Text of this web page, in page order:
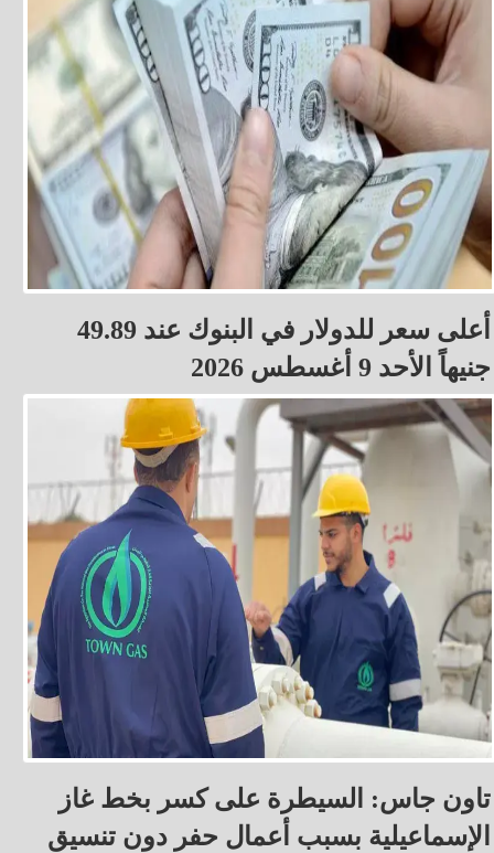
أعلى سعر للدولار في البنوك عند 49.89
جنيهاً الأحد 9 أغسطس 2026
تاون جاس: السيطرة على كسر بخط غاز
الإسماعيلية بسبب أعمال حفر دون تنسيق